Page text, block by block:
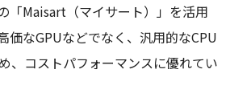
「Maisart（マイサート）」を活用
価なGPUなどでなく、汎用的なCPU
、コストパフォーマンスに優れてい